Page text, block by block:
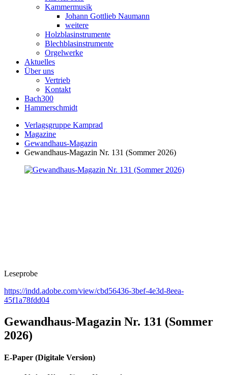
Kammermusik
Johann Gottlieb Naumann
weitere
Holzblasinstrumente
Blechblasinstrumente
Orgelwerke
Aktuelles
Über uns
Vertrieb
Kontakt
Bach300
Hammerschmidt
Verlagsgruppe Kamprad
Magazine
Gewandhaus-Magazin
Gewandhaus-Magazin Nr. 131 (Sommer 2026)
Leseprobe
https://indd.adobe.com/view/cbd56436-3bef-4e3d-8eea-
45f1a78fdd04
Gewandhaus-Magazin Nr. 131 (Sommer
2026)
E-Paper (Digitale Version)